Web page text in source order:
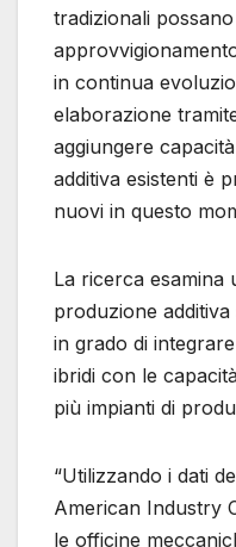
tradizionali
in continua
elaborazione
aggiungere
additiva esistenti è
nuovi in ​​questo
La ricerca esamina
produzione
in grado di
ibridi con le
più impianti di
“Utilizzando i dati
American Industry
le officine